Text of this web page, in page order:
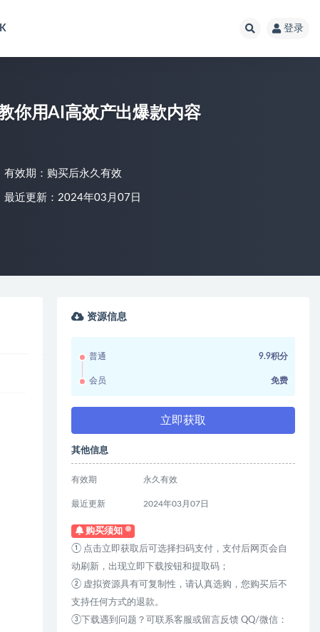
登录
你用AI高效产出爆款内容
有效期：购买后永久有效
最近更新：2024年03月07日
资源信息
普通 9.9积分
会员 免费
立即获取
其他信息
有效期 永久有效
最近更新 2024年03月07日
购买须知
① 点击立即获取后可选择扫码支付，支付后网页会自
动刷新，出现立即下载按钮和提取码；
② 虚拟资源具有可复制性，请认真选购，您购买后不
支持任何方式的退款。
③下载遇到问题？可联系客服或留言反馈 QQ/微信：